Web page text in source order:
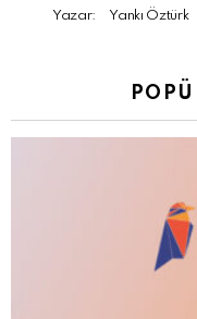
Yazar: Yankı Öztürk